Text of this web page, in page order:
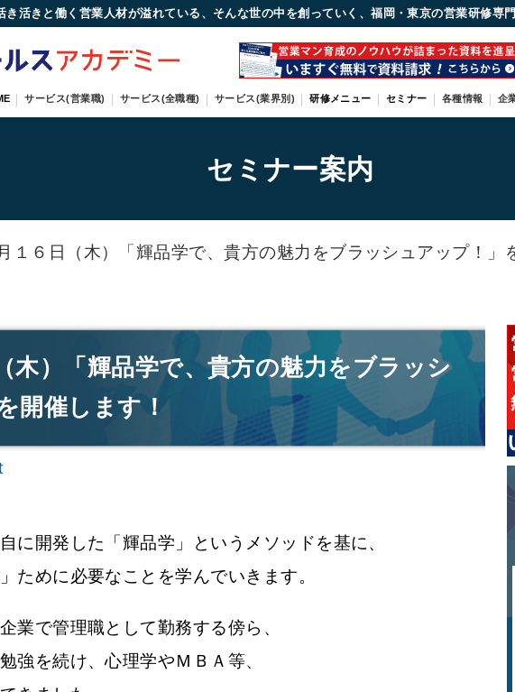
き活きと働く営業人材が溢れている、そんな世の中を創っていく、福岡・東京の営業研修専
サービス(営業職) サービス(全職種) サービス(業界別) 研修メニュー セミナー 各種情報 企
セミナー案内
１６日（木）「輝品学で、貴方の魅力をブラッシュアップ！」
木）「輝品学で、貴方の魅力をブラッシ
開催します！
に開発した「輝品学」というメソッドを基に、
ために必要なことを学んでいきます。
業で管理職として勤務する傍ら、
強を続け、心理学やＭＢＡ等、